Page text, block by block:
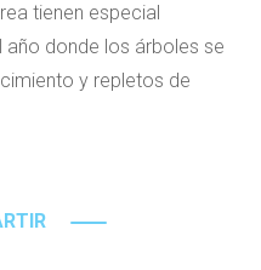
tienen especial
donde los árboles se
y repletos de